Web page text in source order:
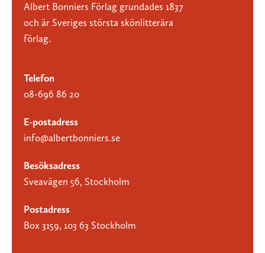
Albert Bonniers Förlag grundades 1837
och är Sveriges största skönlitterära
förlag.
Telefon
08-696 86 20
E-postadress
info@albertbonniers.se
Besöksadress
Sveavägen 56, Stockholm
Postadress
Box 3159, 103 63 Stockholm